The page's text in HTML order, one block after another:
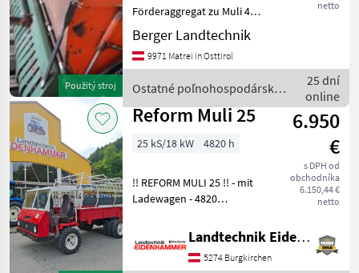
Použitý stroj
netto
Förderaggregat zu Muli 40 ,
45, Ostatné
poľnohospodárske silové
stroje Transporter a
Berger Landtechnik
9971 Matrei in Osttirol
Ostatné poľnohospodárske
silové stroje / Reform
25 dní
online
Reform Muli 25
6.950
€
s DPH od
obchodníka
6.150,44 €
netto
25 kS/18 kW 4820 h
!! REFORM MULI 25 !! - mit
Ladewagen - 4820
Fahrbereit wie steht !!
Standort St. Veit im Pongau
!! ** Prompt Verfügbar** Os
Landtechnik Eidenhammer GmbH
5274 Burgkirchen